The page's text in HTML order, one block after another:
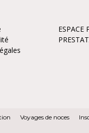
ESPACE
Voyages de noces